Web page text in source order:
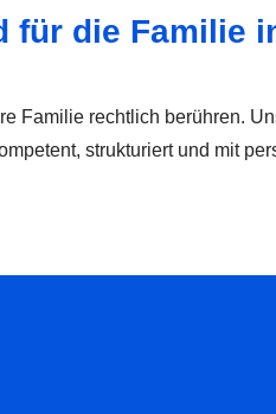
für die Familie
Familie rechtlich berühren.
strukturiert und mit